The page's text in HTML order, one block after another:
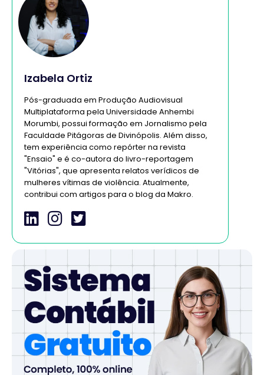
Izabela Ortiz
Pós-graduada em Produção Audiovisual
Multiplataforma pela Universidade Anhembi
Morumbi, possui formação em Jornalismo pela
Faculdade Pitágoras de Divinópolis. Além disso,
tem experiência como repórter na revista
"Ensaio" e é co-autora do livro-reportagem
"Vitórias", que apresenta relatos verídicos de
mulheres vítimas de violência. Atualmente,
contribui com artigos para o blog da Makro.